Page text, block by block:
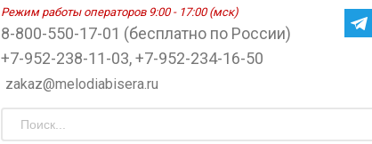
Режим работы операторов 9:00 - 17:00 (мск)
8-800-550-17-01 (бесплатно по России)
+7-952-238-11-03, +7-952-234-16-50
zakaz@melodiabisera.ru